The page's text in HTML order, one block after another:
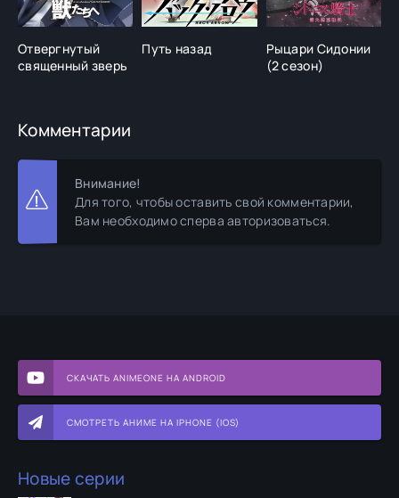
СКАЧАТЬ ANIMEONE НА ANDROID
СМОТРЕТЬ АНИМЕ НА IPHONE (IOS)
Новые серии
Отвергнутый
священный зверь
Путь назад
Рыцари Сидонии
(2 сезон)
Комментарии
Внимание!
Для того, чтобы оставить свой комментарии,
Вам необходимо сперва авторизоваться.